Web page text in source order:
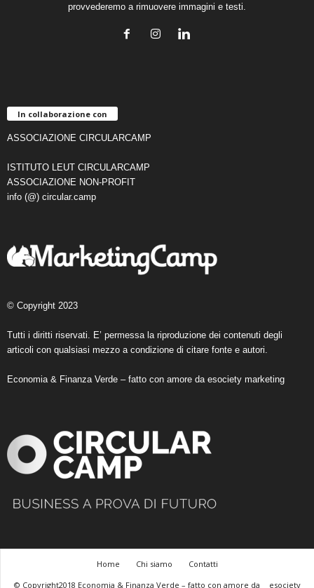
provvederemo a rimuovere immagini e testi.
In collaborazione con
ASSOCIAZIONE CIRCULARCAMP
ISTITUTO LEUT CIRCULARCAMP
ASSOCIAZIONE NON-PROFIT
info (@) circular.camp
© Copyright 2023
Tutti i diritti riservati. E’ permessa la riproduzione dei contenuti degli
articoli con qualsiasi mezzo a condizione di citare fonte e autori.
Economia & Finanza Verde – fatto con amore da esociety marketing
Home Chi siamo
Contatti
© Copyright2018 Economia & Finanza Verde – fatto con amore da
esociety